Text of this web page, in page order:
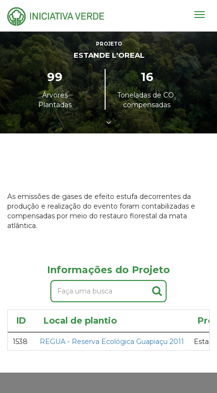
PROJETO
ESTANDE L'OREAL
99
Árvores
Plantadas
16
Toneladas de CO²
compensadas
As emissões de gases de efeito estufa decorrentes da
produção e realização do evento foram contabilizadas e
compensadas por meio do restauro florestal da mata
atlântica.
Informações do Projeto
ID Local de plantio
1538 REGUA - Reserva Ecológica Guapiaçu 2011